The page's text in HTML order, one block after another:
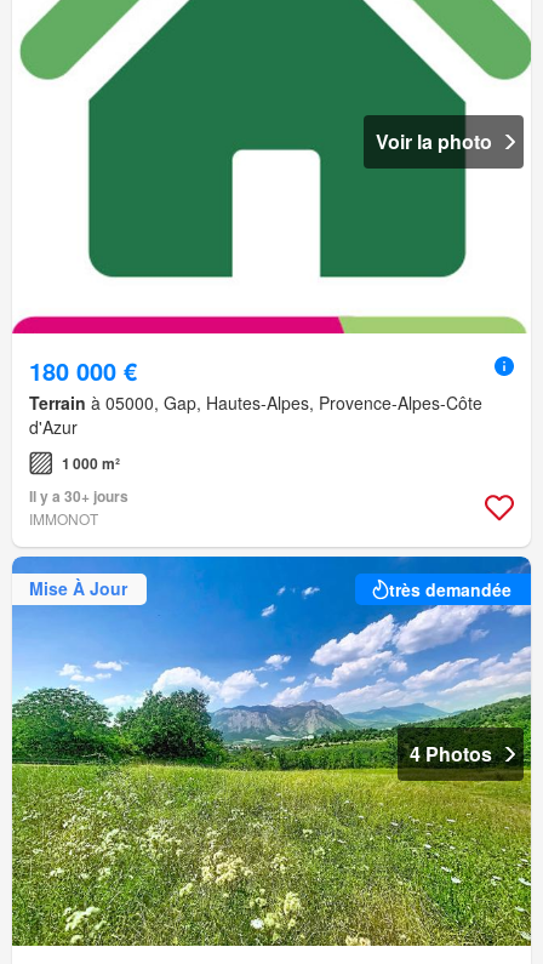
Voir la photo
180 000 €
Terrain à 05000, Gap, Hautes-Alpes, Provence-Alpes-Côte
d'Azur
1 000 m²
Il y a 30+ jours
IMMONOT
Mise À Jour très demandée
4 Photos